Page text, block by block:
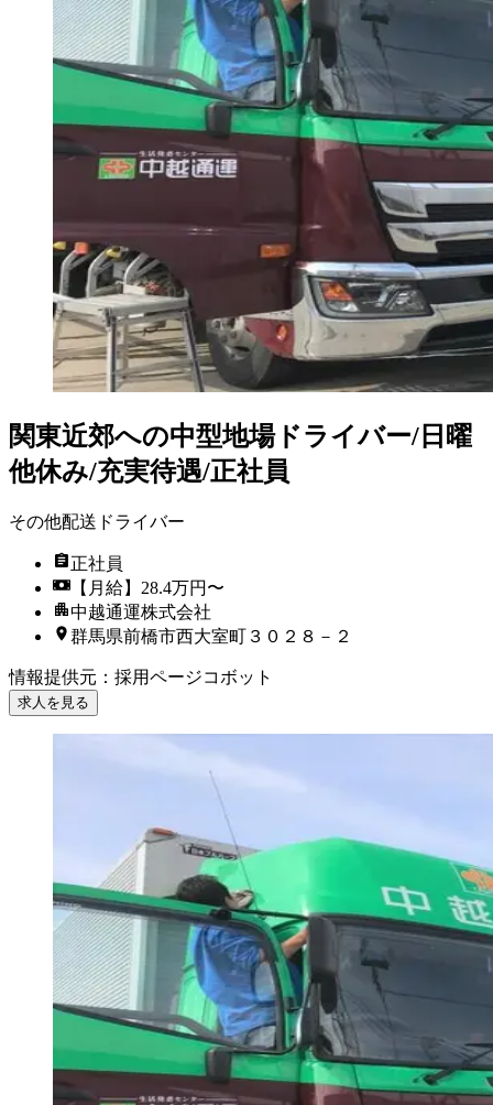
関東近郊への中型地場ドライバー/日曜
他休み/充実待遇/正社員
その他配送ドライバー
正社員
【月給】28.4万円〜
中越通運株式会社
群馬県前橋市西大室町３０２８－２
情報提供元 ： 採用ページコボット
求人を見る